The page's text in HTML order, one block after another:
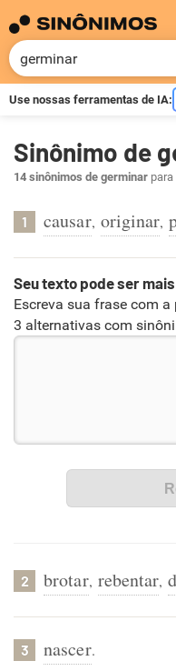
Use nossas ferramentas de IA:
Sinônimo de
14 sinônimos de germinar
1 causar, originar,
Seu texto pode ser
Escreva sua frase com
3 alternativas com
2 brotar, rebentar,
3 nascer.